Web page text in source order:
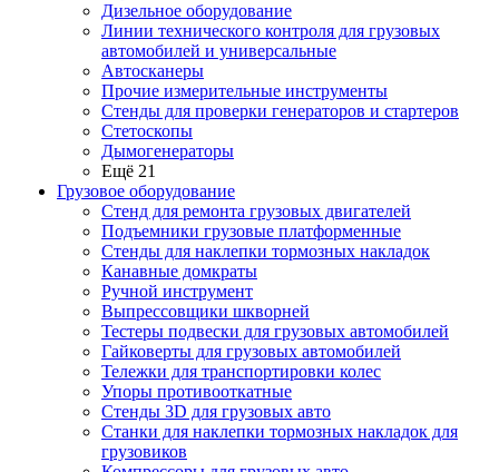
Дизельное оборудование
Линии технического контроля для грузовых
автомобилей и универсальные
Автосканеры
Прочие измерительные инструменты
Стенды для проверки генераторов и стартеров
Стетоскопы
Дымогенераторы
Ещё 21
Грузовое оборудование
Стенд для ремонта грузовых двигателей
Подъемники грузовые платформенные
Стенды для наклепки тормозных накладок
Канавные домкраты
Ручной инструмент
Выпрессовщики шкворней
Тестеры подвески для грузовых автомобилей
Гайковерты для грузовых автомобилей
Тележки для транспортировки колес
Упоры противооткатные
Стенды 3D для грузовых авто
Станки для наклепки тормозных накладок для
грузовиков